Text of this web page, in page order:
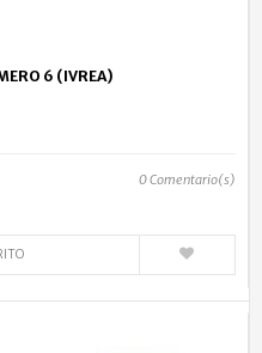
6 (IVREA)
0Comentario(s)